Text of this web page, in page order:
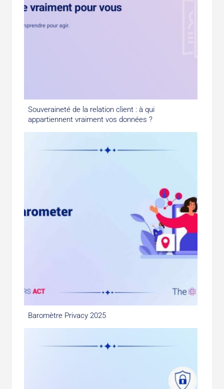
Souveraineté de la relation client : à qui
appartiennent vraiment vos données ?
Baromètre Privacy 2025